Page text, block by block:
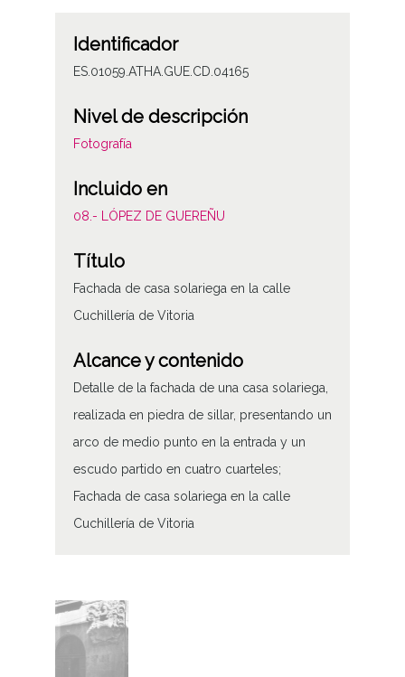
Identificador
ES.01059.ATHA.GUE.CD.04165
Nivel de descripción
Fotografía
Incluido en
08.- LÓPEZ DE GUEREÑU
Título
Fachada de casa solariega en la calle
Cuchillería de Vitoria
Alcance y contenido
Detalle de la fachada de una casa solariega,
realizada en piedra de sillar, presentando un
arco de medio punto en la entrada y un
escudo partido en cuatro cuarteles;
Fachada de casa solariega en la calle
Cuchillería de Vitoria
Características del soporte
Tipo de imagen: Positivos Imagen Final: